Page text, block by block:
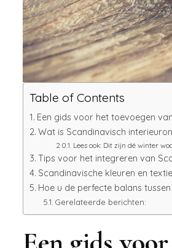
Table of Contents
Een gids voor het toevoegen
Wat is Scandinavisch
Lees ook: Dit zijn dé winter
Tips voor het integreren van
Scandinavische kleuren en
Hoe u de perfecte balans
Gerelateerde berichten: